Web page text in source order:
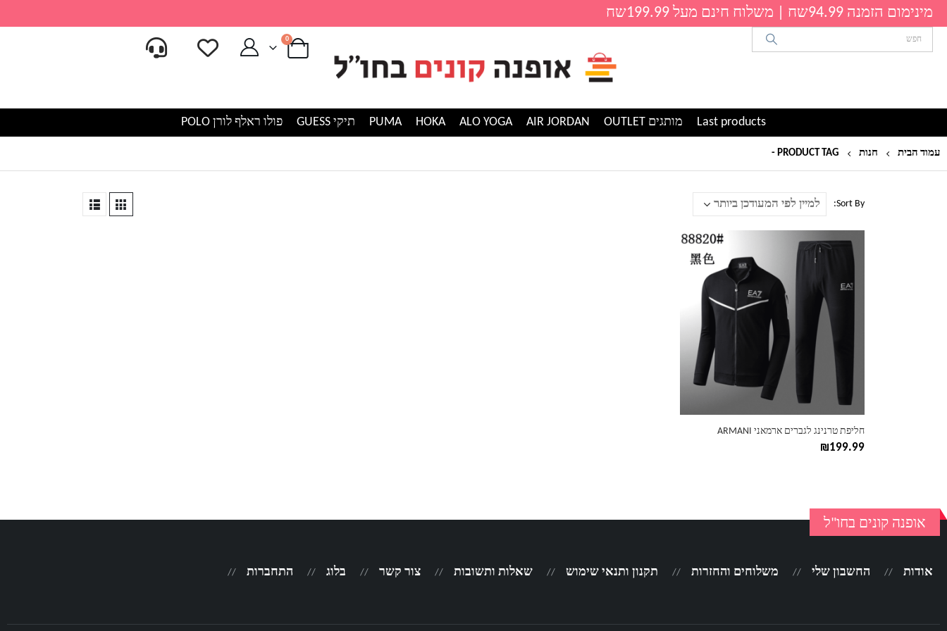
מינימום הזמנה 94.99שח | משלוח חינם מעל 199.99שח
0
Last products מותגים OUTLET AIR JORDAN
ALO YOGA
HOKA
PUMA תיקי GUESS פולו ראלף לורן POLO
עמוד הבית חנות PRODUCT TAG -
Sort By:
חליפת טרנינג לגברים ארמאני ARMANI
₪199.99
מספר
האפשרויות
המוצר
אופנה קונים בחו"ל
אודות החשבון שלי משלוחים והחזרות תקנון ותנאי שימוש שאלות ותשובות צור קשר בלוג התחברות